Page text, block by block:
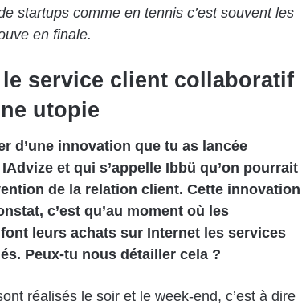
startups comme en tennis c’est souvent les
en finale.
service client collaboratif
utopie
d’une innovation que tu as lancée
et qui s’appelle Ibbü qu’on pourrait
de la relation client. Cette innovation
c’est qu’au moment où les
leurs achats sur Internet les services
Peux-tu nous détailler cela ?
réalisés le soir et le week-end, c’est à dire